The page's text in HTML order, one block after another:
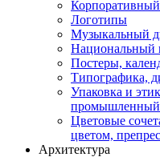
Корпоративный
Логотипы
Музыкальный
Национальный
Постеры,
Типографика,
Упаковка и
промышленный
Цветовые
цветом,
Архитектура